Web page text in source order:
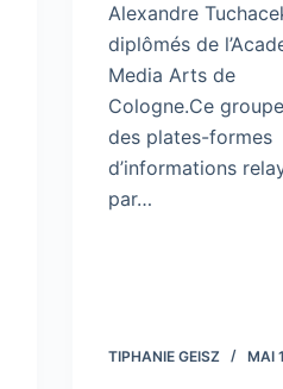
Alexandre
diplômés de
Media Arts de
Cologne.Ce
des plates-formes
d’informations
par…
TIPHANIE GEISZ MAI